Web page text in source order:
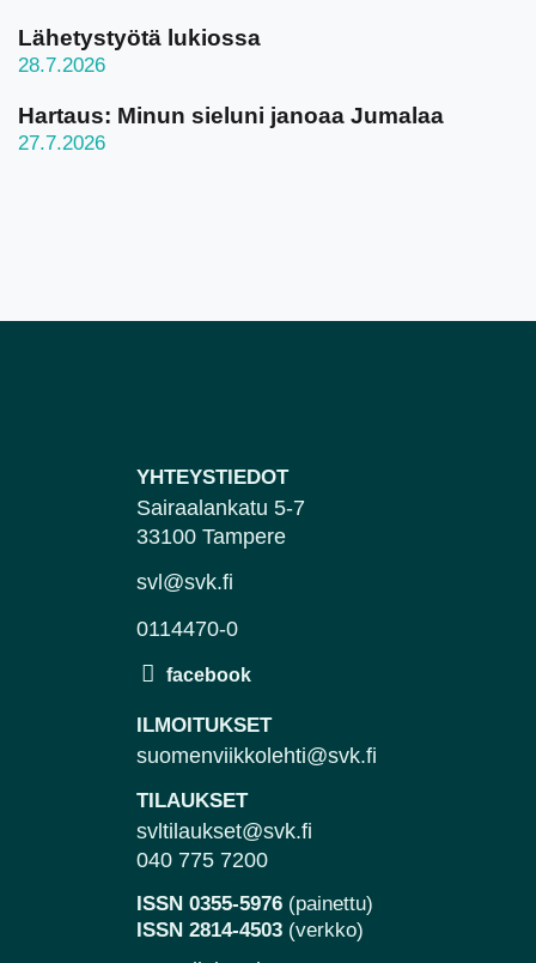
Lähetystyötä lukiossa
28.7.2026
Hartaus: Minun sieluni janoaa Jumalaa
27.7.2026
YHTEYSTIEDOT
Sairaalankatu 5-7
33100 Tampere
svl@svk.fi
0114470-0
ILMOITUKSET
suomenviikkolehti@svk.fi
TILAUKSET
svltilaukset@svk.fi
040 775 7200
ISSN 0355-5976 (painettu)
ISSN 2814-4503 (verkko)